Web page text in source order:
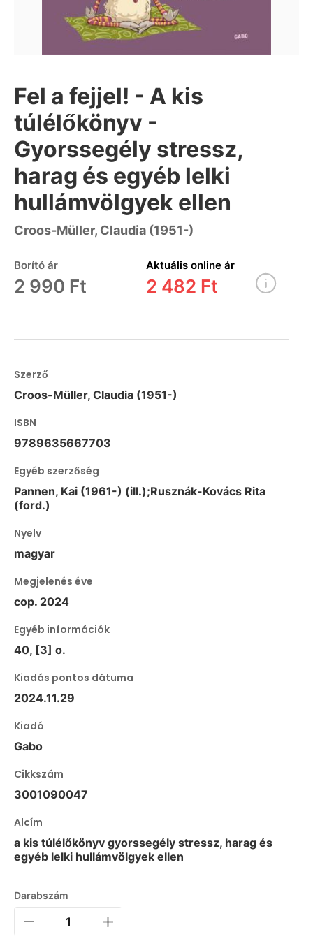
Fel a fejjel! - A kis
túlélőkönyv -
Gyorssegély stressz,
harag és egyéb lelki
hullámvölgyek ellen
Croos-Müller, Claudia (1951-)
Borító ár
2 990 Ft
Aktuális online ár
2 482 Ft
Szerző
Croos-Müller, Claudia (1951-)
ISBN
9789635667703
Egyéb szerzőség
Pannen, Kai (1961-) (ill.);Rusznák-Kovács Rita
(ford.)
Nyelv
magyar
Megjelenés éve
cop. 2024
Egyéb információk
40, [3] o.
Kiadás pontos dátuma
2024.11.29
Kiadó
Gabo
Cikkszám
3001090047
Alcím
a kis túlélőkönyv gyorssegély stressz, harag és
egyéb lelki hullámvölgyek ellen
Darabszám